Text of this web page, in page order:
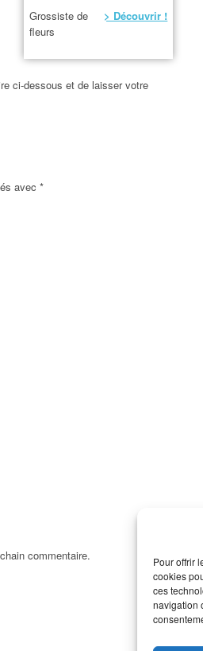
Pour offrir
cookies
ces
navigation
Grossiste de
fleurs
> Découvrir !
ci-dessous et de laisser votre
avec *
commentaire.